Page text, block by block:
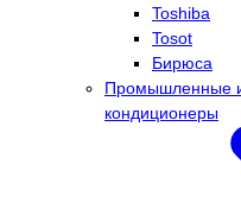
Toshiba
Tosot
Бирюса
Промышленные
кондиционеры